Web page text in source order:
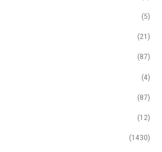
(5)
(21)
(87)
(4)
(87)
(12)
(1430)